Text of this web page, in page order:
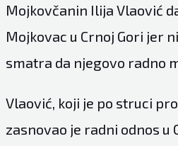
Mojkovčanin Ilija Vlaović
Mojkovac u Crnoj Gori jer
smatra da njegovo radno
Vlaović, koji je po struci
zasnovao je radni odnos u